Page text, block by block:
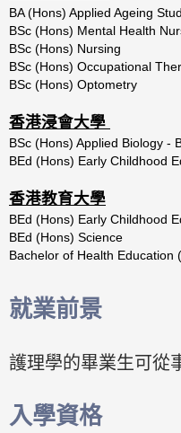
BA (Hons) Applied Ageing
BSc (Hons) Mental Health
BSc (Hons) Nursing
BSc (Hons) Occupational
BSc (Hons) Optometry
香港浸會大學
BSc (Hons) Applied Biology -
BEd (Hons) Early Childhood
香港教育大學
BEd (Hons) Early Childhood
BEd (Hons) Science
Bachelor of Health Education
就業前景
護理學的畢業生可從
入學資格